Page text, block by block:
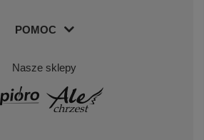
POMOC
Nasze sklepy